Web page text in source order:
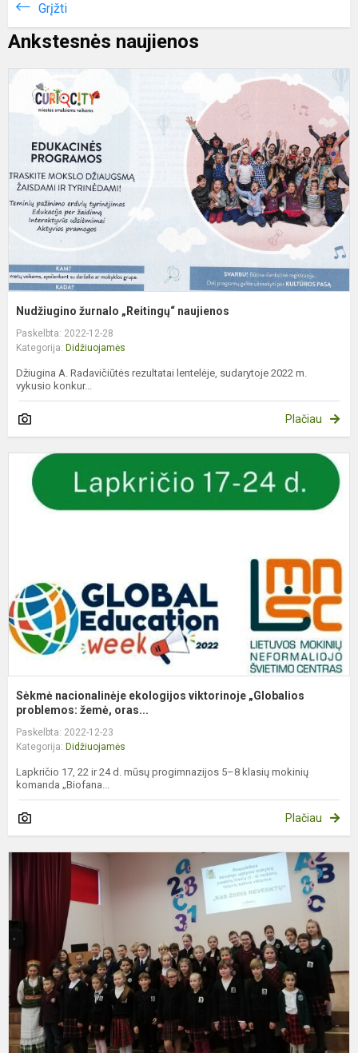
Grįžti
Ankstesnės naujienos
Nudžiugino žurnalo „Reitingų“ naujienos
Paskelbta: 2022-12-28
Kategorija: Didžiuojamės
Džiugina A. Radavičiūtės rezultatai lentelėje, sudarytoje 2022 m.
vykusio konkur...
Plačiau
Sėkmė nacionalinėje ekologijos viktorinoje „Globalios
problemos: žemė, oras...
Paskelbta: 2022-12-23
Kategorija: Didžiuojamės
Lapkričio 17, 22 ir 24 d. mūsų progimnazijos 5–8 klasių mokinių
komanda „Biofana...
Plačiau